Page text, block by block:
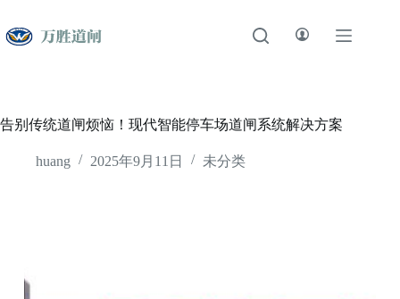
至
内
告别传统道闸烦恼！现代智能停车场道闸系统解决方案
huang 2025年9月11日 未分类